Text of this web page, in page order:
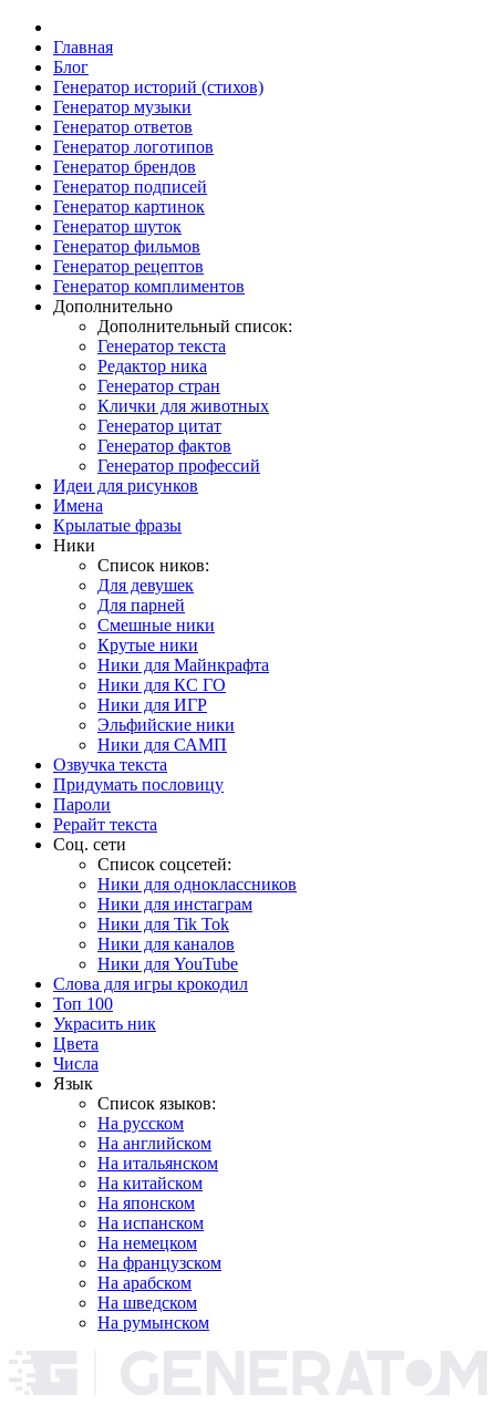
Главная
Блог
Генератор историй (стихов)
Генератор музыки
Генератор ответов
Генератор логотипов
Генератор брендов
Генератор подписей
Генератор картинок
Генератор шуток
Генератор фильмов
Генератор рецептов
Генератор комплиментов
Дополнительно
Дополнительный список:
Генератор текста
Редактор ника
Генератор стран
Клички для животных
Генератор цитат
Генератор фактов
Генератор профессий
Идеи для рисунков
Имена
Крылатые фразы
Ники
Список ников:
Для девушек
Для парней
Смешные ники
Крутые ники
Ники для Майнкрафта
Ники для КС ГО
Ники для ИГР
Эльфийские ники
Ники для САМП
Озвучка текста
Придумать пословицу
Пароли
Рерайт текста
Соц. сети
Список соцсетей:
Ники для одноклассников
Ники для инстаграм
Ники для Tik Tok
Ники для каналов
Ники для YouTube
Слова для игры крокодил
Топ 100
Украсить ник
Цвета
Числа
Язык
Список языков:
На русском
На английском
На итальянском
На китайском
На японском
На испанском
На немецком
На французском
На арабском
На шведском
На румынском